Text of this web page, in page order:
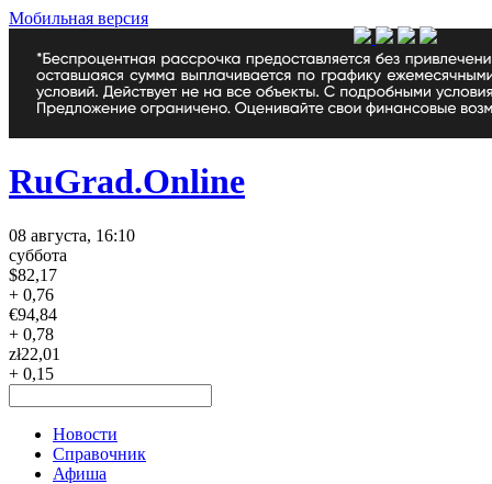
Мобильная версия
RuGrad.Online
08 августа, 16:10
суббота
$82,17
+ 0,76
€94,84
+ 0,78
zł22,01
+ 0,15
Новости
Справочник
Афиша